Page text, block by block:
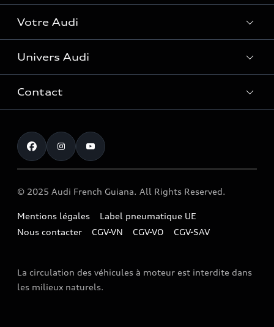
Votre Audi
Entretenir et réparer mon Audi
Accessoires et équipements
Functions on Demand
Audi Assistance
Campagne de rappel Airbag Takata
Univers Audi
Histoire du progrès
myAudi experience
Programme culturel Audi talents
Contact
Service clientèle
© 2025 Audi French Guiana. All Rights Reserved.
Mentions légales
Label pneumatique UE
Nous contacter
CGV-VN CGV-VO CGV-SAV
La circulation des véhicules à moteur est interdite dans
les milieux naturels.